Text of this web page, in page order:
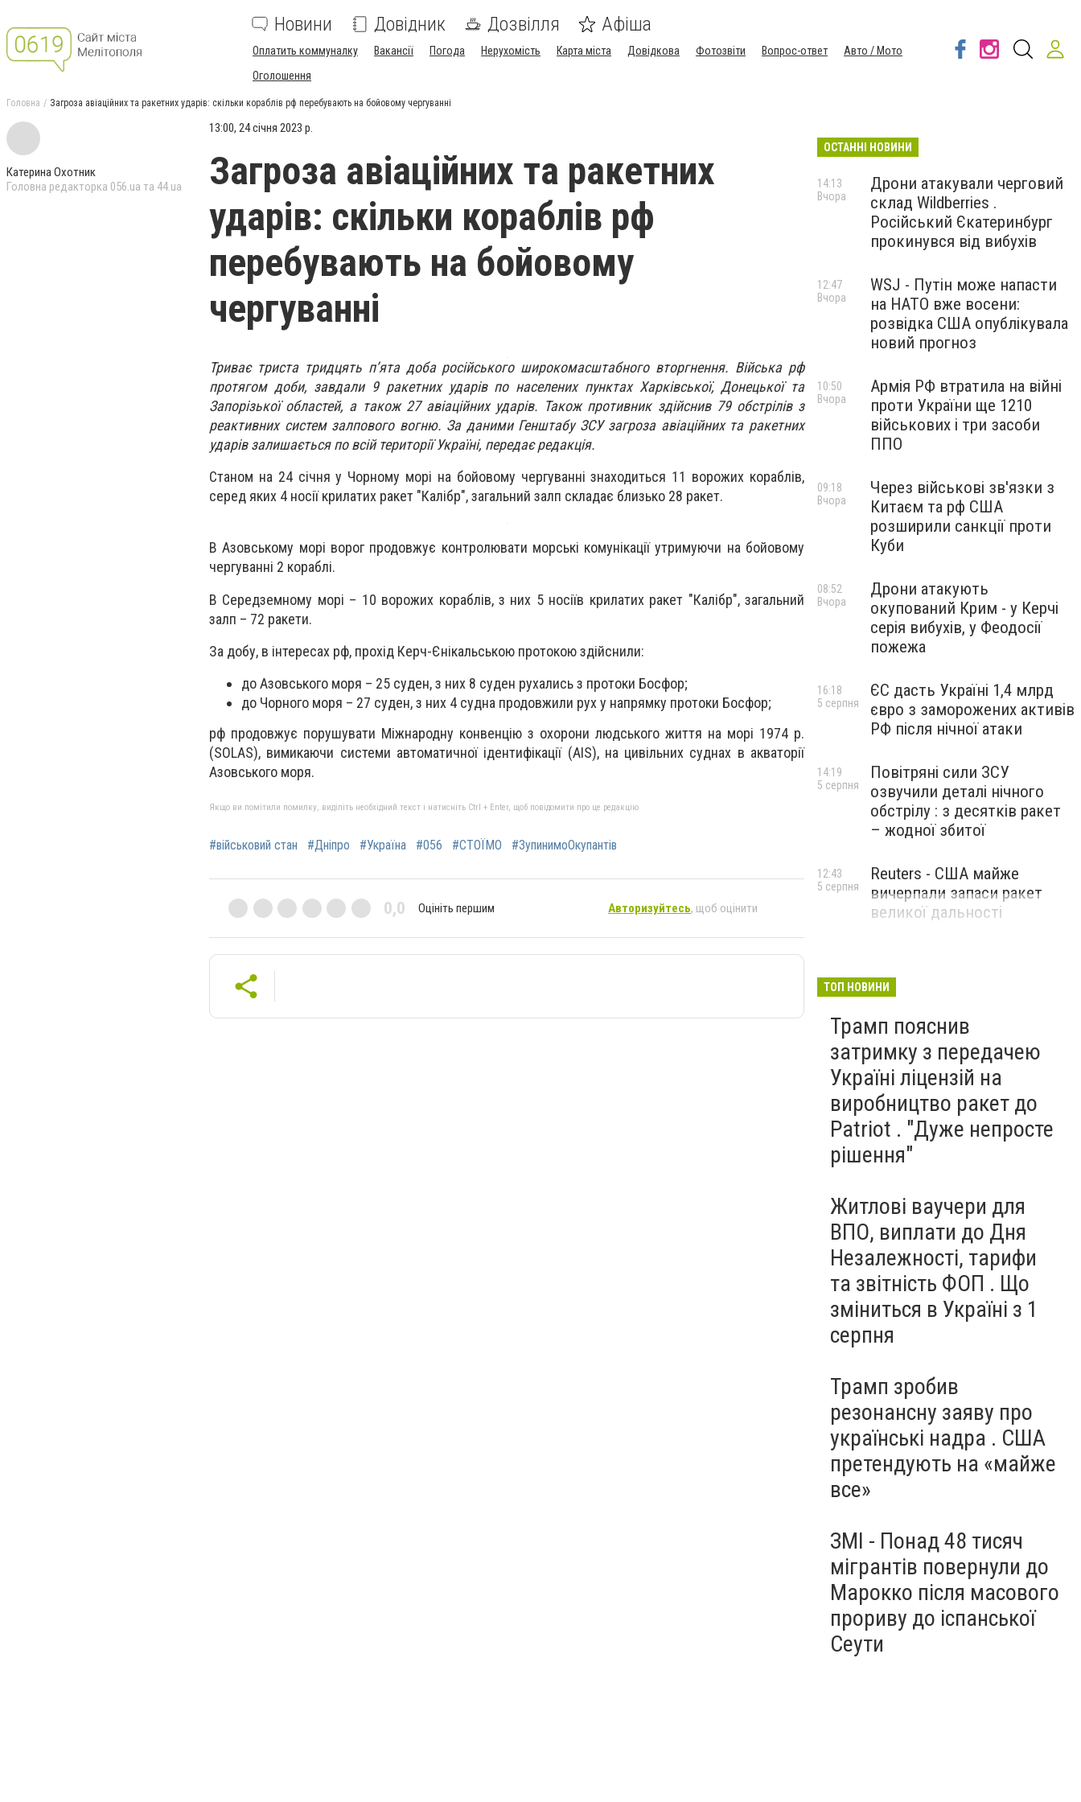
Новини Довідник Дозвілля Афіша
Оплатить коммуналку Вакансії Погода Нерухомість Карта міста Довідкова Фотозвіти Вопрос-ответ
Авто / Мото
Оголошення
Головна Загроза авіаційних та ракетних ударів: скільки кораблів рф перебувають на бойовому чергуванні
Катерина Охотник
Головна редакторка 056.ua та 44.ua
13:00, 24 січня 2023 р.
Загроза авіаційних та ракетних
ударів: скільки кораблів рф
перебувають на бойовому
чергуванні
Триває триста тридцять п’ята доба російського широкомасштабного вторгнення. Війська рф
протягом доби, завдали 9 ракетних ударів по населених пунктах Харківської, Донецької та
Запорізької областей, а також 27 авіаційних ударів. Також противник здійснив 79 обстрілів з
реактивних систем залпового вогню. За даними Генштабу ЗСУ загроза авіаційних та ракетних
ударів залишається по всій території Україні, передає редакція.
Станом на 24 січня у Чорному морі на бойовому чергуванні знаходиться 11 ворожих кораблів,
серед яких 4 носії крилатих ракет "Калібр", загальний залп складає близько 28 ракет.
В Азовському морі ворог продовжує контролювати морські комунікації утримуючи на бойовому
чергуванні 2 кораблі.
В Середземному морі – 10 ворожих кораблів, з них 5 носіїв крилатих ракет "Калібр", загальний
залп – 72 ракети.
За добу, в інтересах рф, прохід Керч-Єнікальською протокою здійснили:
до Азовського моря – 25 суден, з них 8 суден рухались з протоки Босфор;
до Чорного моря – 27 суден, з них 4 судна продовжили рух у напрямку протоки Босфор;
рф продовжує порушувати Міжнародну конвенцію з охорони людського життя на морі 1974 р.
(SOLAS), вимикаючи системи автоматичної ідентифікації (AIS), на цивільних суднах в акваторії
Азовського моря.
Якщо ви помітили помилку, виділіть необхідний текст і натисніть Ctrl + Enter, щоб повідомити про це редакцію
#військовий стан #Дніпро #Україна #056 #СТОЇМО #ЗупинимоОкупантів
0,0 Оцініть першим Авторизуйтесь, щоб оцінити
ОСТАННІ НОВИНИ
Дрони атакували черговий
склад Wildberries .
Російський Єкатеринбург
прокинувся від вибухів
14:13
Вчора
WSJ - Путін може напасти
на НАТО вже восени:
розвідка США опублікувала
новий прогноз
12:47
Вчора
Армія РФ втратила на війні
проти України ще 1210
військових і три засоби
ППО
10:50
Вчора
Через військові зв'язки з
Китаєм та рф США
розширили санкції проти
Куби
09:18
Вчора
Дрони атакують
окупований Крим - у Керчі
серія вибухів, у Феодосії
пожежа
08:52
Вчора
ЄС дасть Україні 1,4 млрд
євро з заморожених активів
РФ після нічної атаки
16:18
5 серпня
Повітряні сили ЗСУ
озвучили деталі нічного
обстрілу : з десятків ракет
– жодної збитої
14:19
5 серпня
Reuters - США майже
вичерпали запаси ракет
великої дальності
12:43
5 серпня
ТОП НОВИНИ
Трамп пояснив
затримку з передачею
Україні ліцензій на
виробництво ракет до
Patriot . "Дуже непросте
рішення"
Житлові ваучери для
ВПО, виплати до Дня
Незалежності, тарифи
та звітність ФОП . Що
зміниться в Україні з 1
серпня
Трамп зробив
резонансну заяву про
українські надра . США
претендують на «майже
все»
ЗМІ - Понад 48 тисяч
мігрантів повернули до
Марокко після масового
прориву до іспанської
Сеути